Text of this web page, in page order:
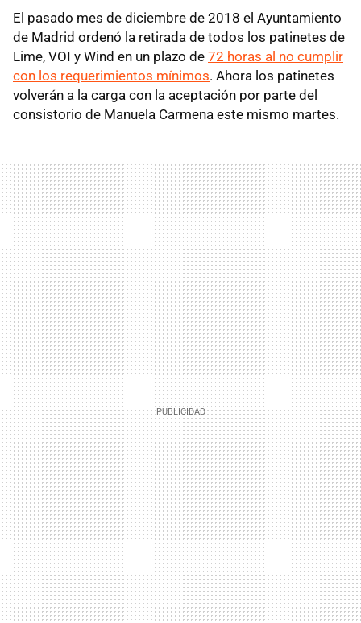
El pasado mes de diciembre de 2018 el Ayuntamiento
de Madrid ordenó la retirada de todos los patinetes de
Lime, VOI y Wind en un plazo de 72 horas al no cumplir
con los requerimientos mínimos. Ahora los patinetes
volverán a la carga con la aceptación por parte del
consistorio de Manuela Carmena este mismo martes.